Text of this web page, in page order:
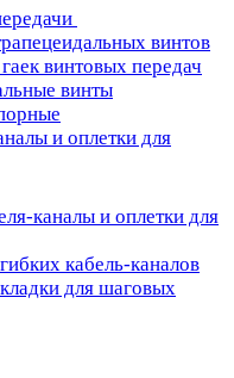
винтов
винтовых передач
винты
и оплетки для
каналы и оплетки для
кабель-каналов
для шаговых